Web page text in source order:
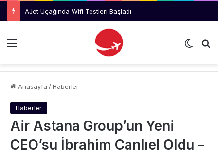
AJet Uçağında Wifi Testleri Başladı
Menü Dış
Anasayfa /Haberler
Haberler
Air Astana Group’un Yeni
CEO’su İbrahim Canlıel Oldu –